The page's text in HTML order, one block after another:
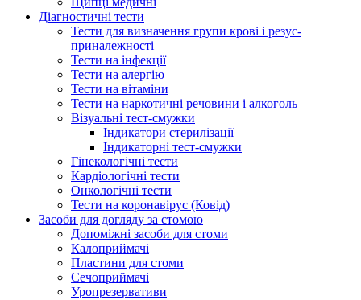
Діагностичні тести
Тести для визначення групи крові і резус-
приналежності
Тести на інфекції
Тести на алергію
Тести на вітаміни
Тести на наркотичні речовини і алкоголь
Візуальні тест-смужки
Індикатори стерилізації
Індикаторні тест-смужки
Гінекологічні тести
Кардіологічні тести
Онкологічні тести
Тести на коронавірус (Ковід)
Засоби для догляду за стомою
Допоміжні засоби для стоми
Калоприймачі
Пластини для стоми
Сечоприймачі
Уропрезервативи